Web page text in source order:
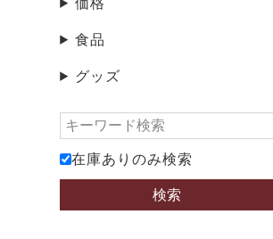
食品
グッズ
在庫ありのみ検索
検索